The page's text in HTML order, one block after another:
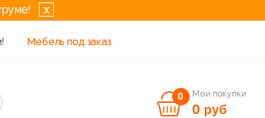
x
Мебель под заказ
0 Мои покупки
0 руб